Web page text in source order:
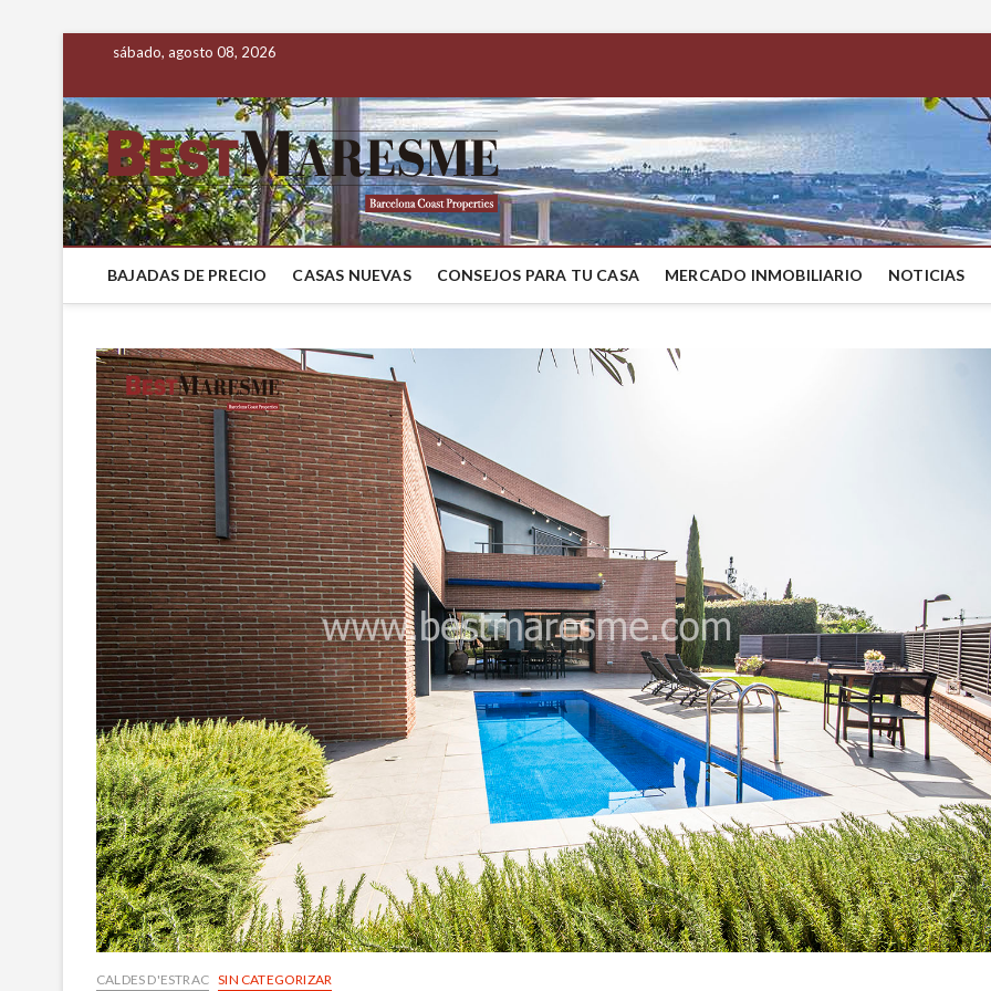
sábado, agosto 08, 2026
BestMaresme
COMPRAR CASA EN EL MARESME
BAJADAS DE PRECIO CASAS NUEVAS CONSEJOS PARA TU CASA MERCADO INMOBILIARIO NOTICIAS
CALDES D'ESTRAC SIN CATEGORIZAR